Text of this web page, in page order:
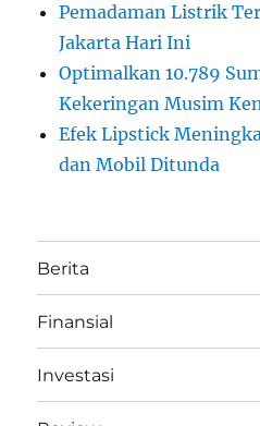
Pemadaman Listrik
Jakarta Hari Ini
Optimalkan 10.789
Kekeringan Musim
Efek Lipstick
dan Mobil Ditunda
Berita
Finansial
Investasi